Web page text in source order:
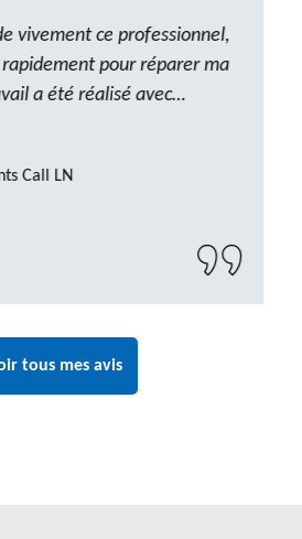
vivement ce professionnel,
pour réparer ma
a été réalisé avec
le résultat est
chantier a été laissé propre.
que je n’hésiterai pas
Call LN
tous mes avis